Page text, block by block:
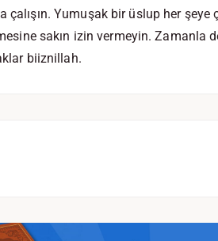
çalışın. Yumuşak bir üslup her şeye
sakın izin vermeyin. Zamanla
biiznillah.